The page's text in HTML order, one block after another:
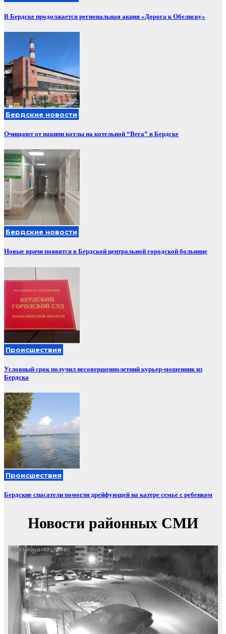
В Бердске продолжается региональная акция «Дорога к Обелиску»
Бердские новости
Очищают от накипи котлы на котельной “Вега” в Бердске
Бердские новости
Новые врачи появятся в Бердской центральной городской больнице
Происшествия
Условный срок получил несовершеннолетний курьер-мошенник из
Бердска
Происшествия
Бердские спасатели помогли дрейфующей на катере семье с ребенком